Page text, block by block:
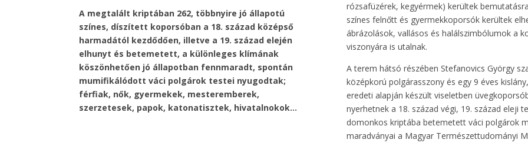
A megtalált kriptában 262, többnyire jó állapotú
színes, díszített koporsóban a 18. század középső
harmadától kezdődően, illetve a 19. század elején
elhunyt és betemetett, a különleges klímának
köszönhetően jó állapotban fennmaradt, spontán
mumifikálódott váci polgárok testei nyugodtak;
férfiak, nők, gyermekek, mesteremberek,
szerzetesek, papok, katonatisztek, hivatalnokok…
rózsafüzérek, kegyérmek) kerültek
színes felnőtt és gyermekkoporsók kerültek
ábrázolások, vallásos és halálszimbólumok a
viszonyára is utalnak.
A terem hátsó részében Stefanovics György
középkorú polgárasszony és egy 9 éves
eredeti alapján készült viseletben
nyerhetnek a 18. század végi, 19. század eleji
domonkos kriptába betemetett váci polgárok
maradványai a Magyar Természettudományi